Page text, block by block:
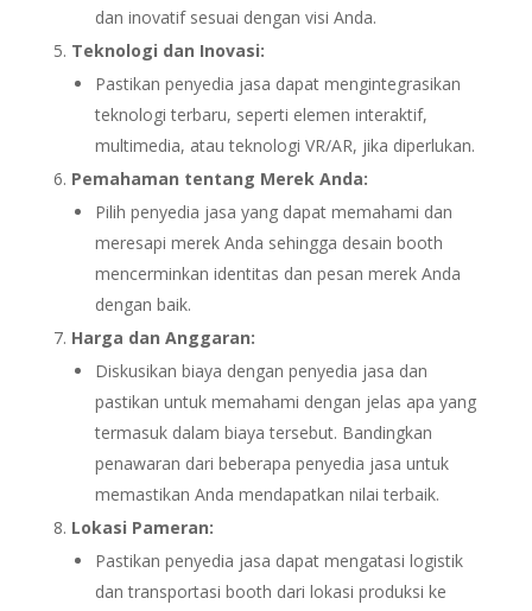
dan inovatif sesuai dengan visi Anda.
Teknologi dan Inovasi:
Pastikan penyedia jasa dapat mengintegrasikan
teknologi terbaru, seperti elemen interaktif,
multimedia, atau teknologi VR/AR, jika diperlukan.
Pemahaman tentang Merek Anda:
Pilih penyedia jasa yang dapat memahami dan
meresapi merek Anda sehingga desain booth
mencerminkan identitas dan pesan merek Anda
dengan baik.
Harga dan Anggaran:
Diskusikan biaya dengan penyedia jasa dan
pastikan untuk memahami dengan jelas apa yang
termasuk dalam biaya tersebut. Bandingkan
penawaran dari beberapa penyedia jasa untuk
memastikan Anda mendapatkan nilai terbaik.
Lokasi Pameran:
Pastikan penyedia jasa dapat mengatasi logistik
dan transportasi booth dari lokasi produksi ke